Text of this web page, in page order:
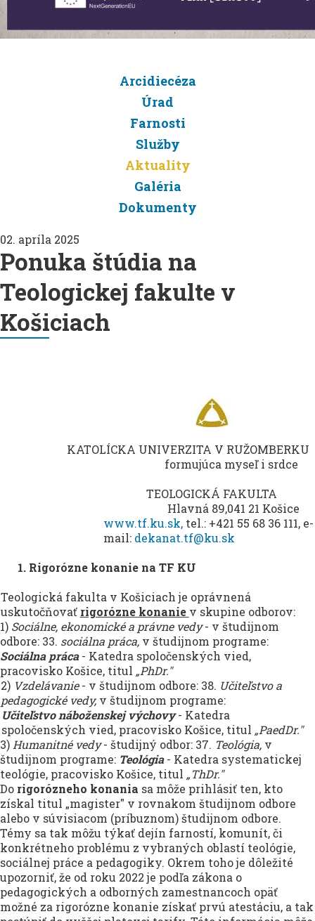
Arcidiecéza
Úrad
Farnosti
Služby
Aktuality
Galéria
Dokumenty
02. apríla 2025
Ponuka štúdia na
Teologickej fakulte v
Košiciach
KATOLÍCKA UNIVERZITA V RUŽOMBERKU
formujúca myseľ i srdce
TEOLOGICKÁ FAKULTA
Hlavná 89,041 21 Košice
www.tf.ku.sk, tel.: +421 55 68 36 111, e-
mail: dekanat.tf@ku.sk
1. Rigorózne konanie na TF KU
Teologická fakulta v Košiciach je oprávnená
uskutočňovať rigorózne konanie v skupine odborov:
1) Sociálne, ekonomické a právne vedy- v študijnom
odbore: 33. sociálna práca, v študijnom programe:
Sociálna práca- Katedra spoločenských vied,
pracovisko Košice, titul „PhDr."
2) Vzdelávanie- v študijnom odbore: 38. Učiteľstvo a
pedagogické vedy, v študijnom programe:
Učiteľstvo náboženskej výchovy- Katedra
spoločenských vied, pracovisko Košice, titul „PaedDr."
3) Humanitné vedy- študijný odbor: 37. Teológia, v
študijnom programe: Teológia- Katedra systematickej
teológie, pracovisko Košice, titul „ThDr."
Do rigorózneho konania sa môže prihlásiť ten, kto
získal titul „magister" v rovnakom študijnom odbore
alebo v súvisiacom (príbuznom) študijnom odbore.
Témy sa tak môžu týkať dejín farností, komunít, či
konkrétneho problému z vybraných oblastí teológie,
sociálnej práce a pedagogiky. Okrem toho je dôležité
upozorniť, že od roku 2022 je podľa zákona o
pedagogických a odborných zamestnancoch opäť
možné za rigorózne konanie získať prvú atestáciu, a tak